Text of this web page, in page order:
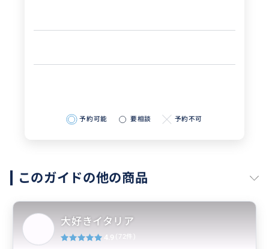
予約可能 要相談 予約不可
このガイドの他の商品
大好きイタリア
4.9 (72件)